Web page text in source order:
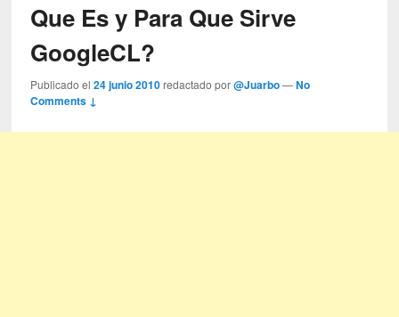
Que Es y Para Que Sirve
GoogleCL?
Publicado el24 junio 2010 redactado por@Juarbo —No
Comments ↓